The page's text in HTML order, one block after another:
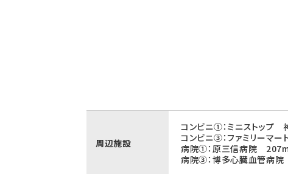
周辺施設
コンビニ①：ミニストッ
コンビニ③：ファミリーマ
病院①：原三信病院
病院③：博多心臓血管病